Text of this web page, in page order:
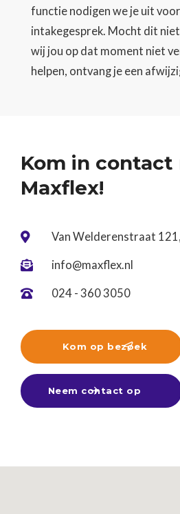
functie nodigen we je uit
intakegesprek. Mocht dit
wij jou op dat moment niet
helpen, ontvang je een
Kom in contact
Maxflex!
 Van Welderenstraat
 info@maxflex.nl
 024 - 360 3050

Kom op bezoek
Neem contact op
